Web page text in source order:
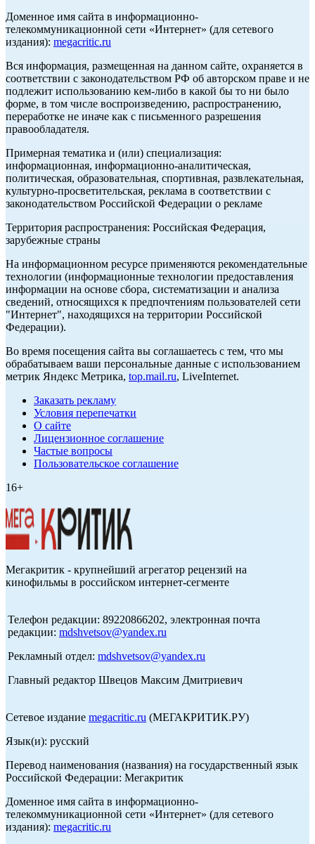
Доменное имя сайта в информационно-
телекоммуникационной сети «Интернет» (для сетевого
издания): megacritic.ru
Вся информация, размещенная на данном сайте, охраняется в
соответствии с законодательством РФ об авторском праве и не
подлежит использованию кем-либо в какой бы то ни было
форме, в том числе воспроизведению, распространению,
переработке не иначе как с письменного разрешения
правообладателя.
Примерная тематика и (или) специализация:
информационная, информационно-аналитическая,
политическая, образовательная, спортивная, развлекательная,
культурно-просветительская, реклама в соответствии с
законодательством Российской Федерации о рекламе
Территория распространения: Российская Федерация,
зарубежные страны
На информационном ресурсе применяются рекомендательные
технологии (информационные технологии предоставления
информации на основе сбора, систематизации и анализа
сведений, относящихся к предпочтениям пользователей сети
"Интернет", находящихся на территории Российской
Федерации).
Во время посещения сайта вы соглашаетесь с тем, что мы
обрабатываем ваши персональные данные с использованием
метрик Яндекс Метрика, top.mail.ru, LiveInternet.
Заказать рекламу
Условия перепечатки
О сайте
Лицензионное соглашение
Частые вопросы
Пользовательское соглашение
16+
Мегакритик - крупнейший агрегатор рецензий на
кинофильмы в российском интернет-сегменте
Телефон редакции: 89220866202, электронная почта
редакции: mdshvetsov@yandex.ru
Рекламный отдел: mdshvetsov@yandex.ru
Главный редактор Швецов Максим Дмитриевич
Сетевое издание megacritic.ru (МЕГАКРИТИК.РУ)
Язык(и): русский
Перевод наименования (названия) на государственный язык
Российской Федерации: Мегакритик
Доменное имя сайта в информационно-
телекоммуникационной сети «Интернет» (для сетевого
издания): megacritic.ru